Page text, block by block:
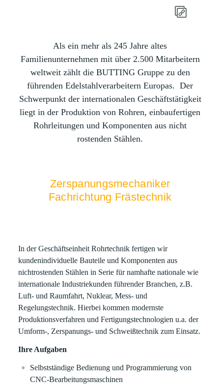
Als ein mehr als 245 Jahre altes
Familienunternehmen mit über 2.500 Mitarbeitern
weltweit zählt die BUTTING Gruppe zu den
führenden Edelstahlverarbeitern Europas. Der
Schwerpunkt der internationalen Geschäftstätigkeit
liegt in der Produktion von Rohren, einbaufertigen
Rohrleitungen und Komponenten aus nicht
rostenden Stählen.
Zerspanungsmechaniker
Fachrichtung Frästechnik
In der Geschäftseinheit Rohrtechnik fertigen wir
kundenindividuelle Bauteile und Komponenten aus
nichtrostenden Stählen in Serie für namhafte nationale wie
internationale Industriekunden führender Branchen, z.B.
Luft- und Raumfahrt, Nuklear, Mess- und
Regelungstechnik. Hierbei kommen modernste
Produktionsverfahren und Fertigungstechnologien u.a. der
Umform-, Zerspanungs- und Schweißtechnik zum Einsatz.
Ihre Aufgaben
Selbstständige Bedienung und Programmierung von
CNC-Bearbeitungsmaschinen